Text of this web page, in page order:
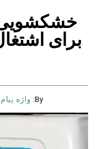
خشکشویی
برای
By: واژه پیام